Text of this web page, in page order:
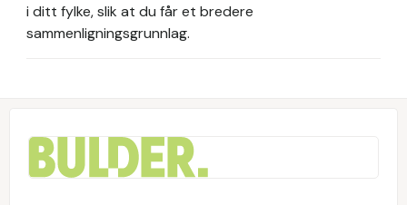
i ditt fylke, slik at du får et bredere
sammenligningsgrunnlag.